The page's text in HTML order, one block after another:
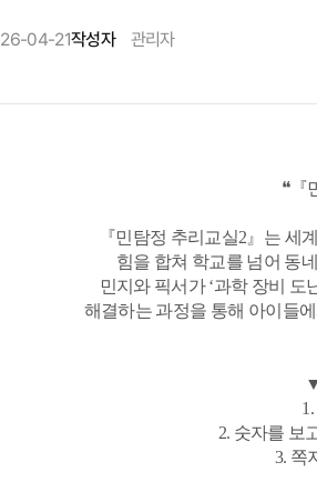
26-04-21작성자 관리자
❝『
『민탐정 추리교실2』는 세
힘을 합쳐 학교를 넘어 동
민지와 픽서가 ‘과학 장비 도
해결하는 과정을 통해 아이들
2. 숫자를 보
3. 쪽